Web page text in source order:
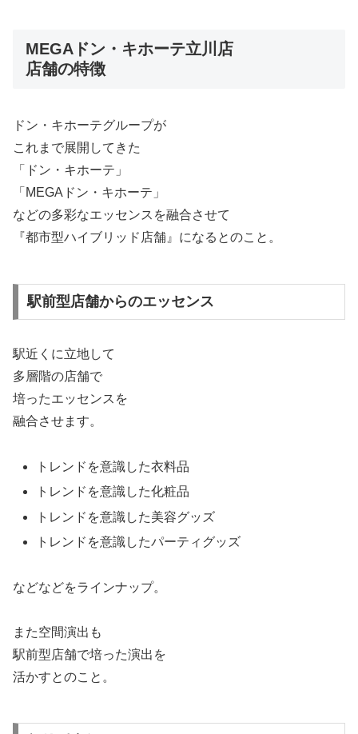
MEGAドン・キホーテ立川店
店舗の特徴
ドン・キホーテグループが
これまで展開してきた
「ドン・キホーテ」
「MEGAドン・キホーテ」
などの多彩なエッセンスを融合させて
『都市型ハイブリッド店舗』になるとのこと。
駅前型店舗からのエッセンス
駅近くに立地して
多層階の店舗で
培ったエッセンスを
融合させます。
トレンドを意識した衣料品
トレンドを意識した化粧品
トレンドを意識した美容グッズ
トレンドを意識したパーティグッズ
などなどをラインナップ。
また空間演出も
駅前型店舗で培った演出を
活かすとのこと。